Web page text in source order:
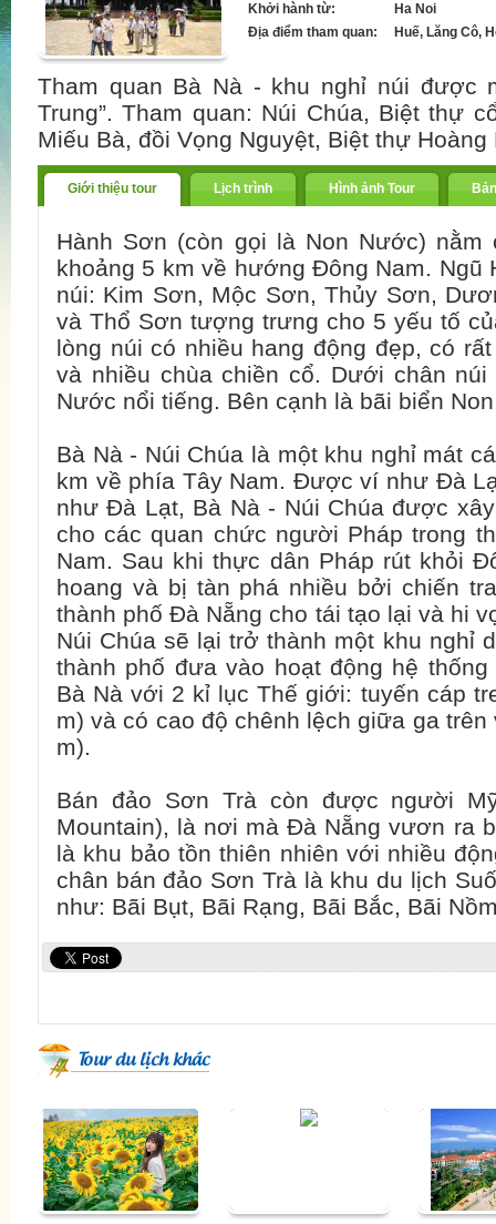
Khởi hành từ:
Ha Noi
Địa điểm tham quan:
Huế, Lăng Cô,
Tham quan Bà Nà - khu nghỉ núi được
Trung”. Tham quan: Núi Chúa, Biệt thự
Miếu Bà, đồi Vọng Nguyệt, Biệt thự Hoàng
Giới thiệu tour Lịch trình Hình ảnh Tour
Hành Sơn (còn gọi là Non Nước) nằm
khoảng 5 km về hướng Đông Nam. Ngũ
núi: Kim Sơn, Mộc Sơn, Thủy Sơn,
và Thổ Sơn tượng trưng cho 5 yếu tố
lòng núi có nhiều hang động đẹp, có
và nhiều chùa chiền cổ. Dưới chân
Nước nổi tiếng. Bên cạnh là bãi biển
Bà Nà - Núi Chúa là một khu nghỉ mát
km về phía Tây Nam. Được ví như Đà
như Đà Lạt, Bà Nà - Núi Chúa được
cho các quan chức người Pháp trong
Nam. Sau khi thực dân Pháp rút khỏi
hoang và bị tàn phá nhiều bởi chiến
thành phố Đà Nẵng cho tái tạo lại và hi
Núi Chúa sẽ lại trở thành một khu nghỉ
thành phố đưa vào hoạt động hệ
Bà Nà với 2 kỉ lục Thế giới: tuyến cáp
m) và có cao độ chênh lệch giữa ga
m).
Bán đảo Sơn Trà còn được người
Mountain), là nơi mà Đà Nẵng vươn ra
là khu bảo tồn thiên nhiên với nhiều
chân bán đảo Sơn Trà là khu du lịch
như: Bãi Bụt, Bãi Rạng, Bãi Bắc, Bãi
Tour du lịch khác